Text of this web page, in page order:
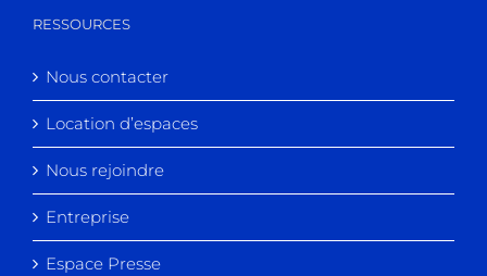
RESSOURCES
Nous contacter
Location d’espaces
Nous rejoindre
Entreprise
Espace Presse